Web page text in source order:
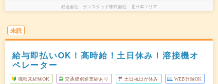
派遣会社 ランスタッド株式会社 北日本エリア
未読
給与即払いOK！高時給！土日休み！溶接機オ
ペレーター
職種未経験OK 交通費別途支給あり 土日祝日が休み WEB登録OK